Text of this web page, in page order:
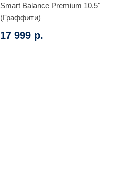
Smart Balance Premium 10.5"
(Граффити)
17 999 р.